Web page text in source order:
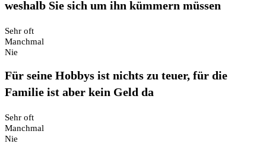
weshalb Sie sich um ihn kümmern müssen
Sehr oft
Manchmal
Nie
Für seine Hobbys ist nichts zu teuer, für die
Familie ist aber kein Geld da
Sehr oft
Manchmal
Nie